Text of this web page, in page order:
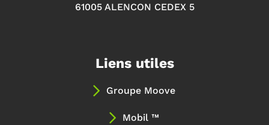
61005 ALENCON CEDEX 5
Liens utiles
Groupe Moove
Mobil ™